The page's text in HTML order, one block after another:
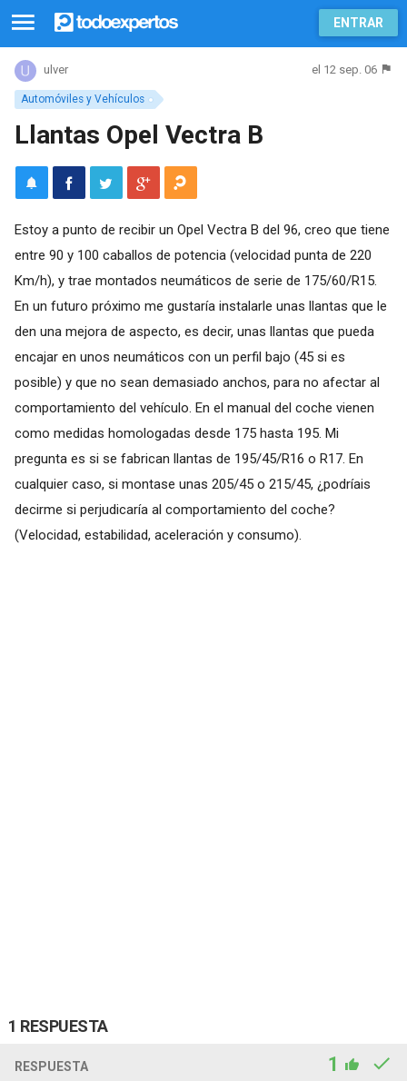
ENTRAR
Automóviles y Vehículos
ulver el 12 sep. 06
Llantas Opel Vectra B
Estoy a punto de recibir un Opel Vectra B del 96, creo que tiene
entre 90 y 100 caballos de potencia (velocidad punta de 220
Km/h), y trae montados neumáticos de serie de 175/60/R15.
En un futuro próximo me gustaría instalarle unas llantas que le
den una mejora de aspecto, es decir, unas llantas que pueda
encajar en unos neumáticos con un perfil bajo (45 si es
posible) y que no sean demasiado anchos, para no afectar al
comportamiento del vehículo. En el manual del coche vienen
como medidas homologadas desde 175 hasta 195. Mi
pregunta es si se fabrican llantas de 195/45/R16 o R17. En
cualquier caso, si montase unas 205/45 o 215/45, ¿podríais
decirme si perjudicaría al comportamiento del coche?
(Velocidad, estabilidad, aceleración y consumo).
1 RESPUESTA
RESPUESTA 1